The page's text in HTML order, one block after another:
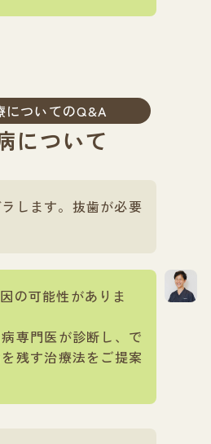
についてのQ&A
について
します。抜歯が必要
の可能性がありま
専門医が診断し、で
残す治療法をご提案